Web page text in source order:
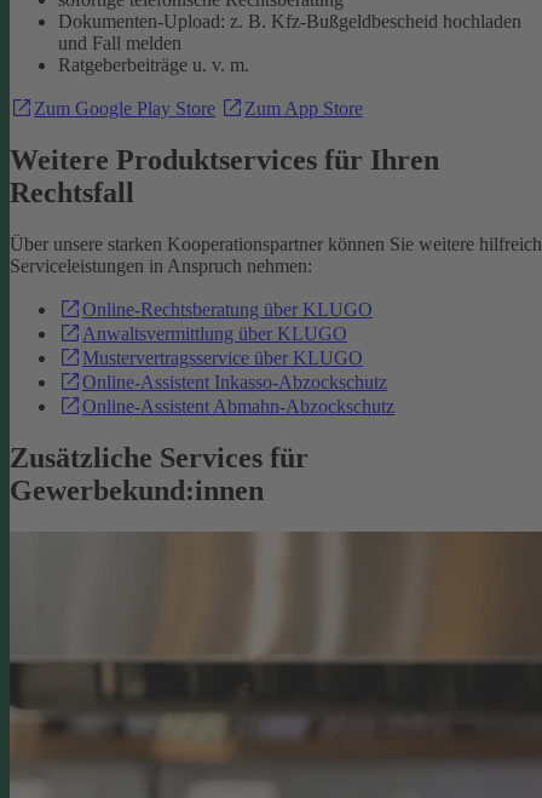
Dokumenten-Upload: z. B. Kfz-Bußgeldbescheid hochladen
und Fall melden
Ratgeberbeiträge u. v. m.
Zum Google Play Store Zum App Store
Weitere Produktservices für Ihren
Rechtsfall
Über unsere starken Kooperationspartner können Sie weitere
Serviceleistungen in Anspruch nehmen:
Online-Rechtsberatung über KLUGO
Anwaltsvermittlung über KLUGO
Mustervertragsservice über KLUGO
Online-Assistent Inkasso-Abzockschutz
Online-Assistent Abmahn-Abzockschutz
Zusätzliche Services für
Gewerbekund:innen